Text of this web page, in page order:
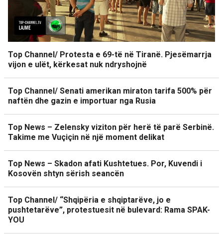
Top Channel/ Protesta e 69-të në Tiranë. Pjesëmarrja
vijon e ulët, kërkesat nuk ndryshojnë
Top Channel/ Senati amerikan miraton tarifa 500% për
naftën dhe gazin e importuar nga Rusia
Top News – Zelensky viziton për herë të parë Serbinë.
Takime me Vuçiçin në një moment delikat
Top News – Skadon afati Kushtetues. Por, Kuvendi i
Kosovën shtyn sërish seancën
Top Channel/ “Shqipëria e shqiptarëve, jo e
pushtetarëve”, protestuesit në bulevard: Rama SPAK-
YOU